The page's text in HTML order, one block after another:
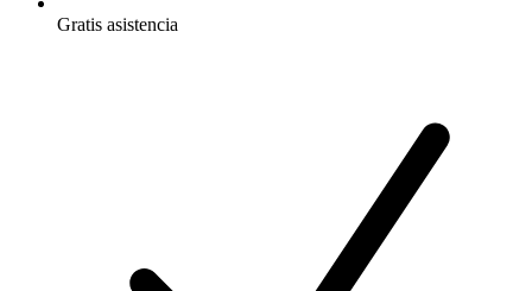
Gratis asistencia